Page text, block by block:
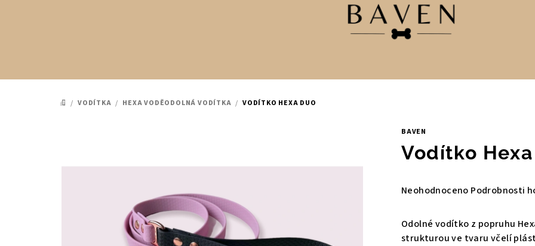
DOMŮ
/ VODÍTKA / HEXA VODĚODOLNÁ VODÍTKA / VODÍTKO HEXA DUO
BAVEN
Vodítko
Průměrné
produktu
je
Neohodnoceno Podrobnosti
Odolné vodítko z popruhu
strukturou ve tvaru včelí